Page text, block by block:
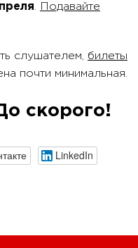
Подавайте
слушателем, билеты
почти минимальная.
скорого!
LinkedIn